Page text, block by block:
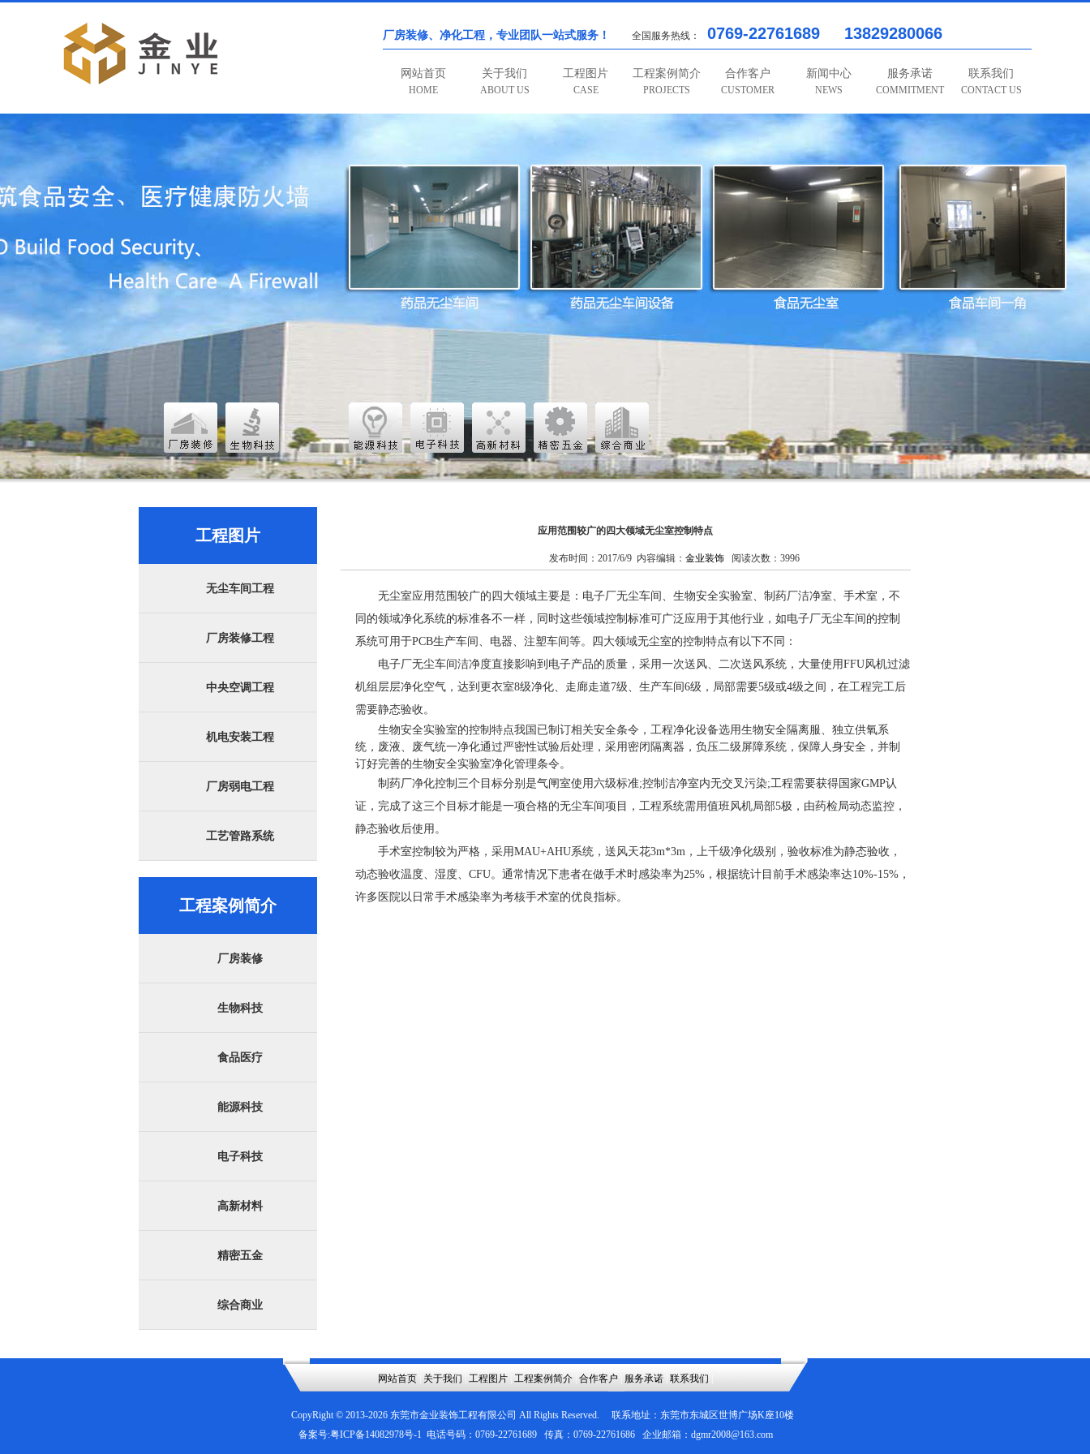
厂房装修、净化工程，专业团队一站式服务！ 全国服务热线： 0769-22761689 13829280066
网站首页
HOME
关于我们
ABOUT US
工程图片
CASE
工程案例简介
PROJECTS
合作客户
CUSTOMER
新闻中心
NEWS
服务承诺
COMMITMENT
联系我们
CONTACT US
工程图片
无尘车间工程
厂房装修工程
中央空调工程
机电安装工程
厂房弱电工程
工艺管路系统
工程案例简介
厂房装修
生物科技
食品医疗
能源科技
电子科技
高新材料
精密五金
综合商业
应用范围较广的四大领域无尘室控制特点
发布时间：2017/6/9 内容编辑： 金业装饰阅读次数：3996
无尘室应用范围较广的四大领域主要是： 电子厂无尘车间 、 生物安全实验室、 制药厂洁净室、手术室，不
同的领域净化系统的标准各不一样，同时这些领域控制标准可广泛应用于其他行业，如电子厂无尘车间的控制
系统可用于PCB生产车间、电器、注塑车间等。四大领域无尘室的控制特点有以下不同：
电子厂无尘车间洁净度直接影响到电子产品的质量，采用一次送风、二次送风系统，大量使用FFU风机过滤
机组层层净化空气，达到更衣室8级净化、走廊走道7级、生产车间6级，局部需要5级或4级之间，在工程完工后
需要静态验收。
生物安全实验室的控制特点我国已制订相关安全条令，工程净化设备选用生物安全隔离服、独立供氧系
统，废液、废气统一净化通过严密性试验后处理，采用密闭隔离器，负压二级屏障系统，保障人身安全，并制
订好完善的生物安全实验室净化管理条令。
制药厂净化控制三个目标分别是气闸室使用六级标准;控制洁净室内无交叉污染;工程需要获得国家GMP认
证，完成了这三个目标才能是一项合格的无尘车间项目，工程系统需用值班风机局部5极，由药检局动态监控，
静态验收后使用。
手术室控制较为严格，采用MAU+AHU系统，送风天花3m*3m，上千级净化级别，验收标准为静态验收，
动态验收温度、湿度、CFU。通常情况下患者在做手术时感染率为25%，根据统计目前手术感染率达10%-15%，
许多医院以日常手术感染率为考核手术室的优良指标。
网站首页| 关于我们 工程图片| 工程案例简介| 合作客户| 服务承诺| 联系我们
CopyRight © 2013-2026 东莞市金业装饰工程有限公司 All Rights Reserved. 联系地址：东莞市东城区世博广场K座10楼
备案号:粤ICP备14082978号-1 电话号码：0769-22761689 传真：0769-22761686 企业邮箱：dgmr2008@163.com